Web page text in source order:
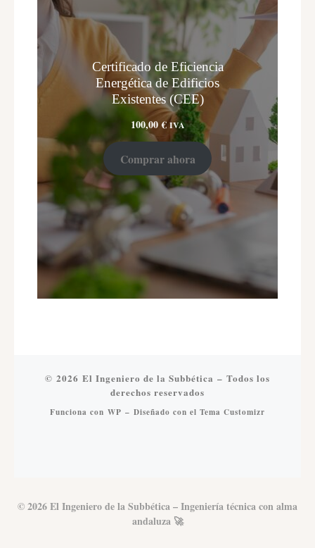
Certificado de Eficiencia
Energética de Edificios
Existentes (CEE)
100,00€ IVA
Comprar ahora
© 2026 El Ingeniero de la Subbética – Todos los
derechos reservados
Funciona con WP – Diseñado con el Tema Customizr
© 2026 El Ingeniero de la Subbética – Ingeniería técnica con alma
andaluza 🚀